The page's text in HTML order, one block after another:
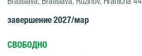
завершение 2027/мар
СВОБОДНО